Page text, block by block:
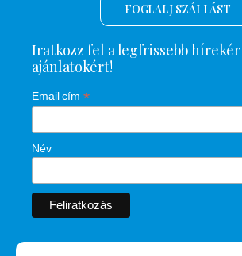
FOGLALJ SZÁLLÁST
Iratkozz fel a legfrissebb
ajánlatokért!
Email cím *
Név